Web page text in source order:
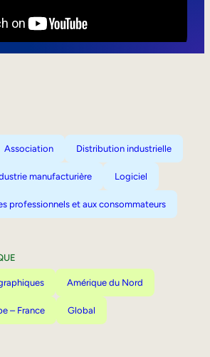
Association Distribution industrielle
manufacturière Logiciel
professionnels et aux consommateurs
Amérique du Nord
– France Global